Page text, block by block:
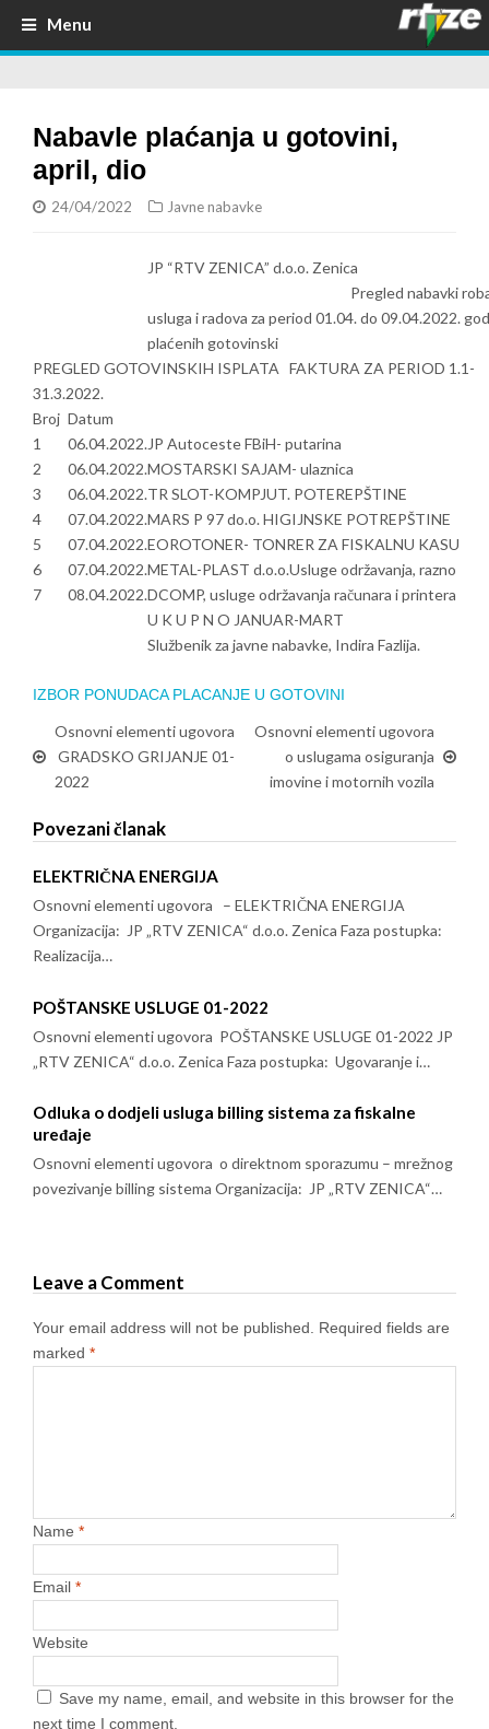
Menu
Nabavle plaćanja u gotovini,
april, dio
24/04/2022 Javne nabavke
JP “RTV ZENICA” d.o.o. Zenica
Pregled nabavki
usluga i radova za period 01.04. do 09.04.2022.
plaćenih gotovinski
PREGLED GOTOVINSKIH ISPLATA FAKTURA ZA PERIOD 1.1-
31.3.2022.
Broj Datum
1
06.04.2022.JP Autoceste FBiH- putarina
2
06.04.2022.MOSTARSKI SAJAM- ulaznica
3
06.04.2022.TR SLOT-KOMPJUT. POTEREPŠTINE
4
07.04.2022.MARS P 97 do.o. HIGIJNSKE POTREPŠTINE
5
07.04.2022.EOROTONER- TONRER ZA FISKALNU KASU
6
07.04.2022.METAL-PLAST d.o.o.Usluge održavanja, razno
7
08.04.2022.DCOMP, usluge održavanja računara i printera
U K U P N O JANUAR-MART
Službenik za javne nabavke, Indira Fazlija.
IZBOR PONUDACA PLACANJE U GOTOVINI
Osnovni elementi ugovora
GRADSKO GRIJANJE 01-
2022
Osnovni elementi ugovora
o uslugama osiguranja
imovine i motornih vozila
Povezani članak
ELEKTRIČNA ENERGIJA
Osnovni elementi ugovora – ELEKTRIČNA ENERGIJA
Organizacija: JP „RTV ZENICA“ d.o.o. Zenica Faza postupka:
Realizacija…
POŠTANSKE USLUGE 01-2022
Osnovni elementi ugovora POŠTANSKE USLUGE 01-2022 JP
„RTV ZENICA“ d.o.o. Zenica Faza postupka: Ugovaranje i…
Odluka o dodjeli usluga billing sistema za fiskalne
uređaje
Osnovni elementi ugovora o direktnom sporazumu – mrežnog
povezivanje billing sistema Organizacija: JP „RTV ZENICA“…
Leave a Comment
Your email address will not be published.
Required fields are
marked *
Name *
Email *
Website
Save my name, email, and website in this browser for the
next time I comment.